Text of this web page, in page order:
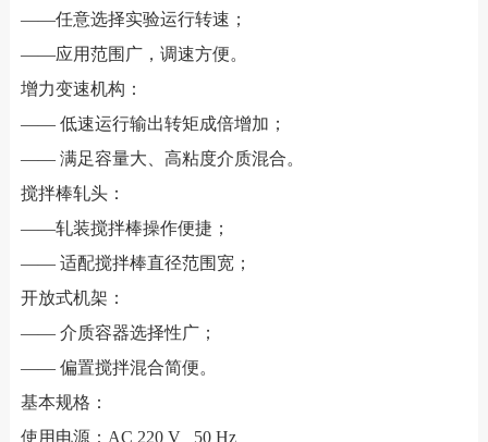
——任意选择实验运行转速；
——应用范围广，调速方便。
增力变速机构：
—— 低速运行输出转矩成倍增加；
—— 满足容量大、高粘度介质混合。
搅拌棒轧头：
——轧装搅拌棒操作便捷；
—— 适配搅拌棒直径范围宽；
开放式机架：
—— 介质容器选择性广；
—— 偏置搅拌混合简便。
基本规格：
使用电源：AC 220 V 50 Hz